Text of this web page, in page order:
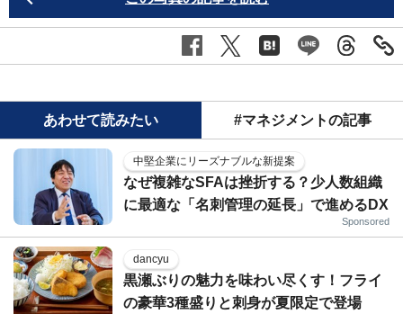
あわせて読みたい #マネジメントの記事
中堅企業にリーズナブルな新提案
なぜ複雑なSFAは挫折する？少人数組織
に最適な「名刺管理の延長」で進めるDX
Sponsored
dancyu
黒瀬ぶりの魅力を味わい尽くす！フライ
の豪華3種盛りと刺身が夏限定で登場